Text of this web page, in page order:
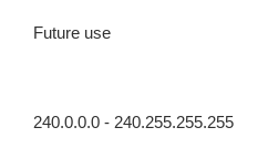
Future use
240.0.0.0 - 240.255.255.255